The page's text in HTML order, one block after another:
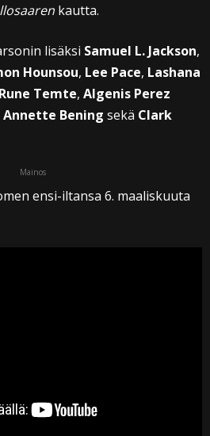
kautta.
lisäksi Samuel L. Jackson,
Hounsou, Lee Pace, Lashana
Rune Temte, Algenis Perez
Annette Bening sekä Clark
Mainos
ensi-iltansa 6. maaliskuuta